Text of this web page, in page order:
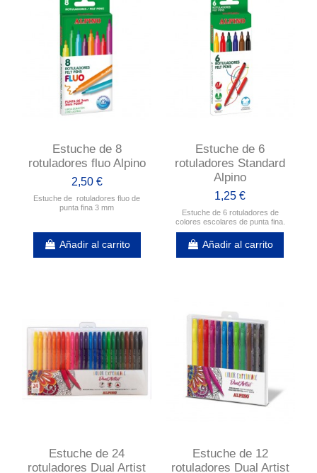
Estuche de 8
rotuladores fluo Alpino
2,50 €
Estuche de rotuladores fluo de
punta fina 3 mm
Añadir al carrito
Estuche de 6
rotuladores Standard
Alpino
1,25 €
Estuche de 6 rotuladores de
colores escolares de punta fina.
Añadir al carrito
Estuche de 24
rotuladores Dual Artist
Estuche de 12
rotuladores Dual Artist